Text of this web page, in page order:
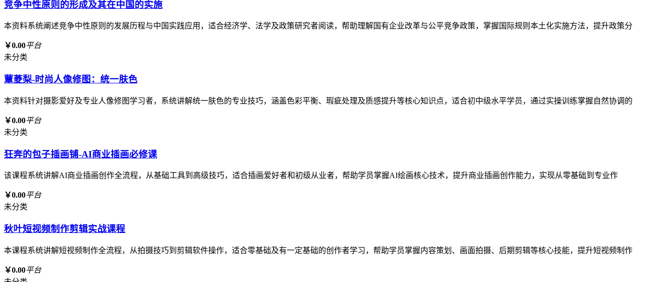
竞争中性原则的形成及其在中国的实施
本资料系统阐述竞争中性原则的发展历程与中国实践应用，适合经济学、法学及政策研究者阅读，帮助理解国有企业改革与公平竞争政策，掌握国际规则本土化实施方法，提升政策分
￥0.00平台
未分类
蕈菱梨-时尚人像修图：统一肤色
本资料针对摄影爱好及专业人像修图学习者，系统讲解统一肤色的专业技巧，涵盖色彩平衡、瑕疵处理及质感提升等核心知识点，适合初中级水平学员，通过实操训练掌握自然协调的
￥0.00平台
未分类
狂奔的包子插画铺-AI商业插画必修课
该课程系统讲解AI商业插画创作全流程，从基础工具到高级技巧，适合插画爱好者和初级从业者，帮助学员掌握AI绘画核心技术，提升商业插画创作能力，实现从零基础到专业作
￥0.00平台
未分类
秋叶短视频制作剪辑实战课程
本课程系统讲解短视频制作全流程，从拍摄技巧到剪辑软件操作，适合零基础及有一定基础的创作者学习，帮助学员掌握内容策划、画面拍摄、后期剪辑等核心技能，提升短视频制作
￥0.00平台